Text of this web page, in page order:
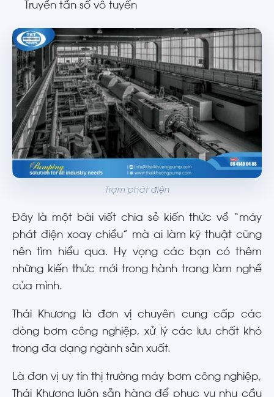
Truyền tần số vô tuyến
Trạm phát điện
Đây là một bài viết chia sẻ kiến thức về “máy
phát điện xoay chiều” mà ai làm kỹ thuật cũng
nên tìm hiểu qua. Hy vọng các bạn có thêm
những kiến thức mới trong hành trang làm nghề
của mình.
Thái Khương là đơn vị chuyên cung cấp các
dòng bơm công nghiệp, xử lý các lưu chất khó
trong đa dạng ngành sản xuất.
Là đơn vị uy tín thị trường máy bơm công nghiệp,
Thái Khương luôn sẵn hàng để phục vụ nhu cầu